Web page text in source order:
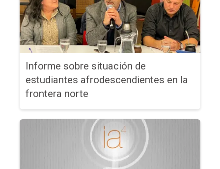
Informe sobre situación de
estudiantes afrodescendientes en la
frontera norte